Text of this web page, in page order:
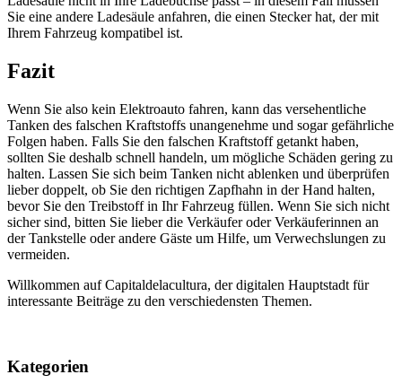
Sie eine andere Ladesäule anfahren, die einen Stecker hat, der mit
Ihrem Fahrzeug kompatibel ist.
Fazit
Wenn Sie also kein Elektroauto fahren, kann das versehentliche
Tanken des falschen Kraftstoffs unangenehme und sogar gefährliche
Folgen haben. Falls Sie den falschen Kraftstoff getankt haben,
sollten Sie deshalb schnell handeln, um mögliche Schäden gering zu
halten. Lassen Sie sich beim Tanken nicht ablenken und überprüfen
lieber doppelt, ob Sie den richtigen Zapfhahn in der Hand halten,
bevor Sie den Treibstoff in Ihr Fahrzeug füllen. Wenn Sie sich nicht
sicher sind, bitten Sie lieber die Verkäufer oder Verkäuferinnen an
der Tankstelle oder andere Gäste um Hilfe, um Verwechslungen zu
vermeiden.
Willkommen auf Capitaldelacultura, der digitalen Hauptstadt für
interessante Beiträge zu den verschiedensten Themen.
Kategorien